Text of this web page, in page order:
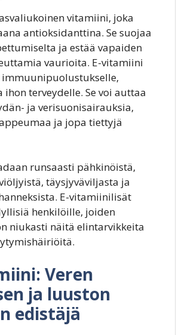
vitamiini, joka
antioksidanttina. Se suojaa
ja estää vapaiden
vaurioita. E-vitamiini
immuunipuolustukselle,
ihon terveydelle. Se voi auttaa
ja verisuonisairauksia,
ja jopa tiettyjä
runsaasti pähkinöistä,
täysjyväviljasta ja
E-vitamiinilisät
henkilöille, joiden
niukasti näitä elintarvikkeita
Veren
ja luuston
edistäjä